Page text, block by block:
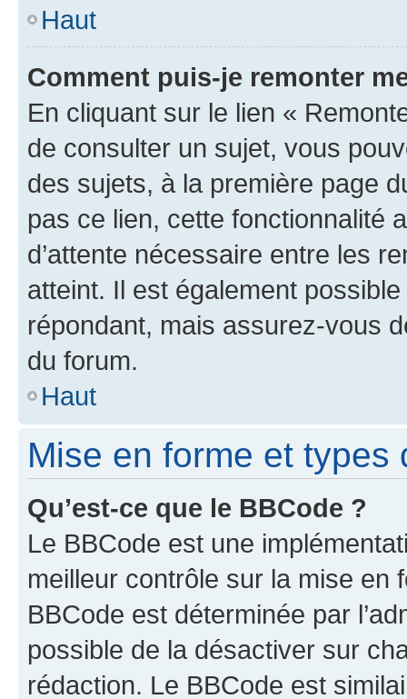
Haut
Comment puis-je remonter
En cliquant sur le lien «
de consulter un sujet, vous
des sujets, à la première page
pas ce lien, cette fonctionnalité
d’attente nécessaire entre les
atteint. Il est également
répondant, mais assurez-vous
du forum.
Haut
Mise en forme et types
Qu’est-ce que le BBCode ?
Le BBCode est une
meilleur contrôle sur la mise en
BBCode est déterminée par
possible de la désactiver sur
rédaction. Le BBCode est